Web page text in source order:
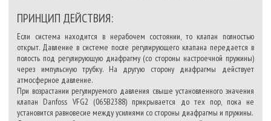
ПРИНЦИП ДЕЙСТВИЯ:
Если система находится в нерабочем состоянии, то клапан полностью
открыт. Давление в системе после регулирующего клапана передается в
полость под регулирующую диафрагму (со стороны настроечной пружины)
через импульсную трубку. На другую сторону диафрагмы действует
атмосферное давление.
При возрастании регулируемого давления свыше установленного значения
клапан Danfoss VFG2 (065B2388) прикрывается до тех пор, пока не
установится равновесие между усилиями со стороны диафрагмы и пружины.